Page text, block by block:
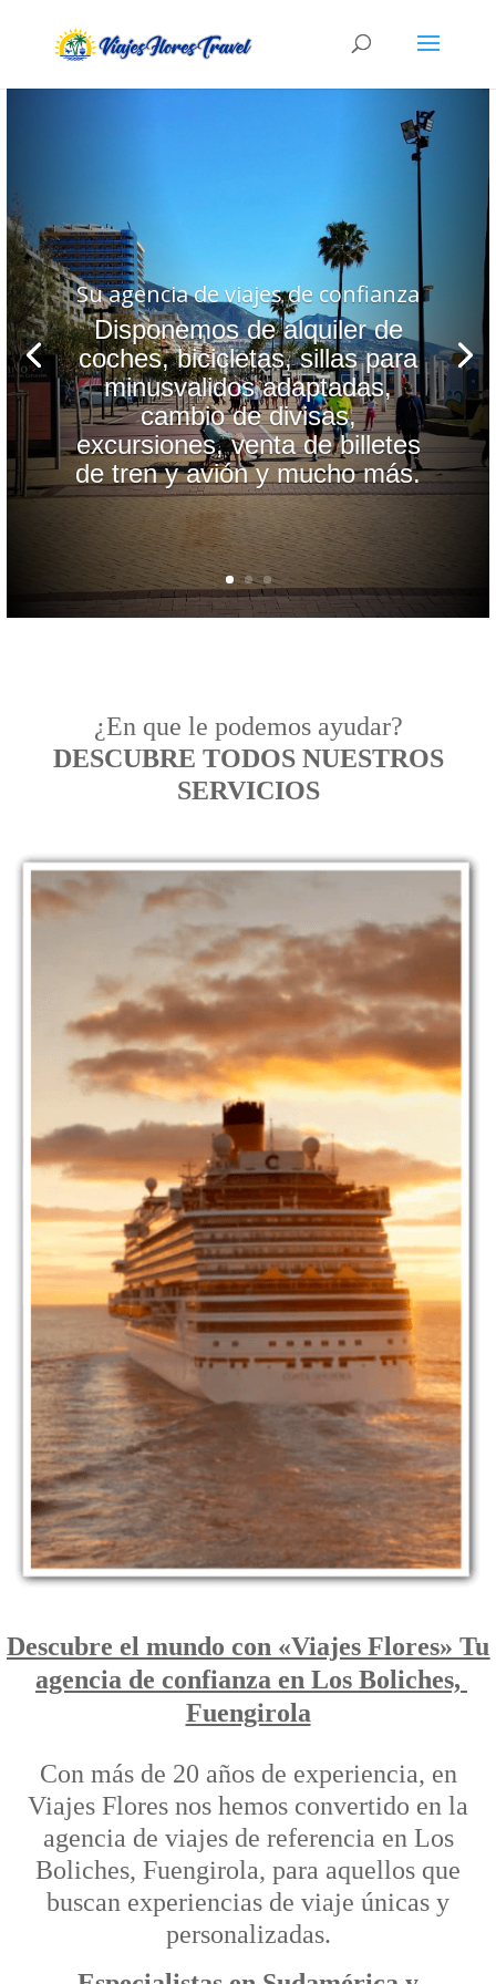
Su agencia de viajes de confianza
Disponemos de alquiler de
coches, bicicletas, sillas para
minusvalidos adaptadas,
cambio de divisas,
excursiones, venta de billetes
de tren y avión y mucho más.
¿En que le podemos ayudar?
DESCUBRE TODOS NUESTROS
SERVICIOS
Descubre el mundo con «Viajes Flores» Tu
agencia de confianza en Los Boliches,
Fuengirola
Con más de 20 años de experiencia, en
Viajes Flores nos hemos convertido en la
agencia de viajes de referencia en Los
Boliches, Fuengirola, para aquellos que
buscan experiencias de viaje únicas y
personalizadas.